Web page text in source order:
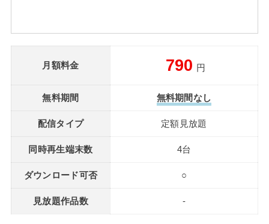
月額料金 790 円
無料期間 無料期間なし
配信タイプ 定額見放題
同時再生端末数 4台
ダウンロード可否 ○
見放題作品数 -